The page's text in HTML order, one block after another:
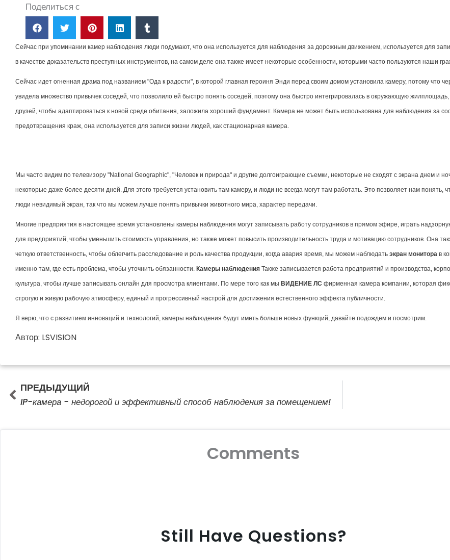
Поделиться с
Сейчас при упоминании камер наблюдения люди подумают, что она используется для наблюдения за дорожным движением, используется для
в качестве доказательств преступных инструментов, на самом деле она также имеет некоторые особенности, которыми часто пользуются наши
Сейчас идет огненная драма под названием "Ода к радости", в которой главная героиня Энди перед своим домом установила камеру, потому что
увидела множество привычек соседей, что позволило ей быстро понять соседей, поэтому она быстро интегрировалась в окружающую
друзей, чтобы адаптироваться к новой среде обитания, заложила хороший фундамент. Камера не может быть использована для наблюдения за
предотвращения краж, она используется для записи жизни людей, как стационарная камера.
Мы часто видим по телевизору "National Geographic", "Человек и природа" и другие долгоиграющие съемки, некоторые не сходят с экрана днем и
некоторые даже более десяти дней. Для этого требуется установить там камеру, и люди не всегда могут там работать. Это позволяет нам понять,
люди невидимый экран, так что мы можем лучше понять привычки животного мира, характер передачи.
Многие предприятия в настоящее время установлены камеры наблюдения могут записывать работу сотрудников в прямом эфире, играть
для предприятий, чтобы уменьшить стоимость управления, но также может повысить производительность труда и мотивацию сотрудников. Она
четкую ответственность, чтобы облегчить расследование и роль качества продукции, когда авария время, мы можем наблюдать экран монитора в
именно там, где есть проблема, чтобы уточнить обязанности. Камеры наблюдения Также записывается работа предприятий и производства,
культура, чтобы лучше записывать онлайн для просмотра клиентами. По мере того как мы ВИДЕНИЕ ЛС фирменная камера компании, которая
строгую и живую рабочую атмосферу, единый и прогрессивный настрой для достижения естественного эффекта публичности.
Я верю, что с развитием инноваций и технологий, камеры наблюдения будут иметь больше новых функций, давайте подождем и посмотрим.
Автор: LSVISION
Prev
ПРЕДЫДУЩИЙ
IP-камера - недорогой и эффективный способ наблюдения за помещением!
Comments
Still Have Questions?